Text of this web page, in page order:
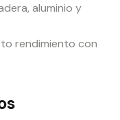
aluminio y
rendimiento con